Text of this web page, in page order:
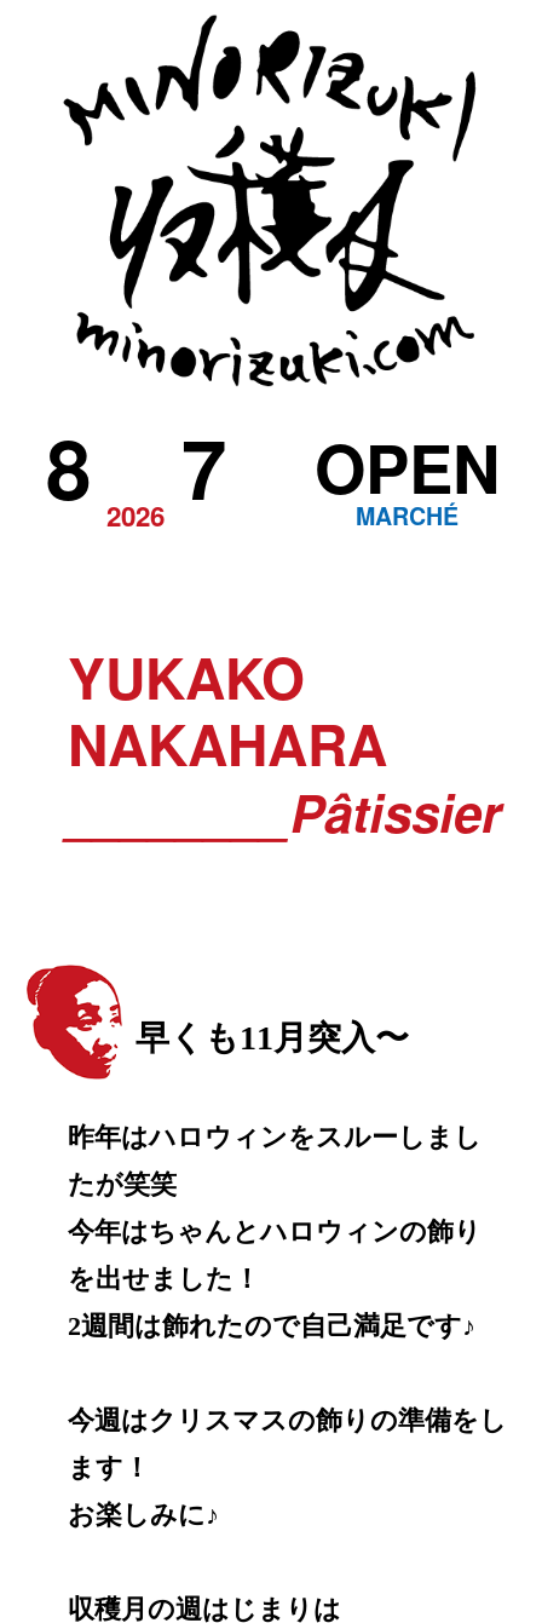
2026
8 7 MARCHÉ
OPEN
YUKAKO
NAKAHARA
________Pâtissier
早くも11月突入〜
昨年はハロウィンをスルーしまし
たが笑笑
今年はちゃんとハロウィンの飾り
を出せました！
2週間は飾れたので自己満足です♪
今週はクリスマスの飾りの準備をし
ます！
お楽しみに♪
収穫月の週はじまりは